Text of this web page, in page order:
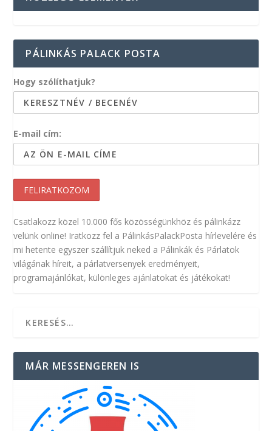
PÁLINKÁS PALACK POSTA
Hogy szólíthatjuk?
E-mail cím:
Csatlakozz közel 10.000 fős közösségünkhöz és pálinkázz
velünk online! Iratkozz fel a PálinkásPalackPosta hírlevelére és
mi hetente egyszer szállítjuk neked a Pálinkák és Párlatok
világának híreit, a párlatversenyek eredményeit,
programajánlókat, különleges ajánlatokat és játékokat!
MÁR MESSENGEREN IS